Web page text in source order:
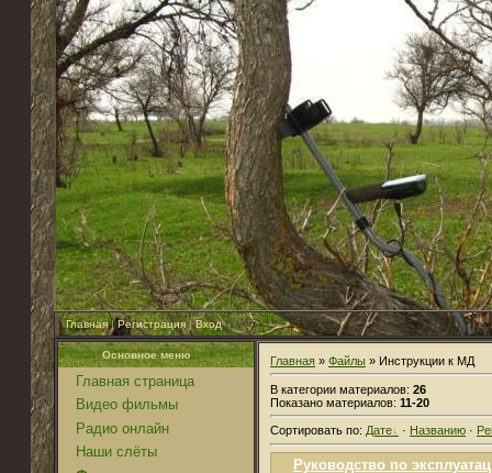
Главная|Регистрация|Вход
Основное меню
Главная страница
Видео фильмы
Радио онлайн
Наши слёты
Главная » Файлы » Инструкции к МД
В категории материалов: 26
Показано материалов: 11-20
Сортировать по: Дате · Названию ·
Руководство по